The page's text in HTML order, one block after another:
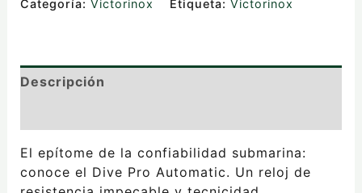
Categoría: Victorinox Etiqueta: Victorinox
Descripción
El epítome de la confiabilidad submarina:
conoce el Dive Pro Automatic. Un reloj de